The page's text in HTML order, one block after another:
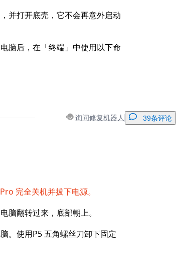
并打开底壳，它不会再意外启动
脑后，在「终端」中使用以下命
询问修复机器人 39条评论
完全关机并拔下电源。
脑翻转过来，底部朝上。
。使用P5 五角螺丝刀卸下固定